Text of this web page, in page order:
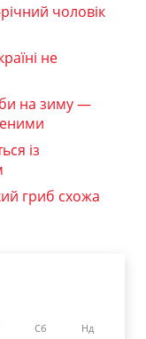
чоловік
не
на зиму —
із
гриб схожа
Сб Нд